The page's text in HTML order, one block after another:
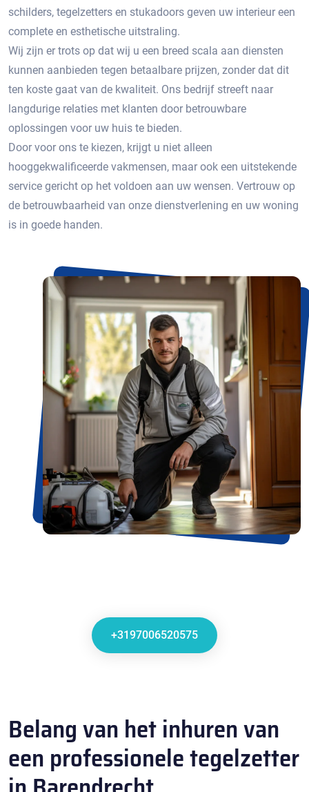
schilders, tegelzetters en stukadoors geven uw interieur een
complete en esthetische uitstraling.
Wij zijn er trots op dat wij u een breed scala aan diensten
kunnen aanbieden tegen betaalbare prijzen, zonder dat dit
ten koste gaat van de kwaliteit. Ons bedrijf streeft naar
langdurige relaties met klanten door betrouwbare
oplossingen voor uw huis te bieden.
Door voor ons te kiezen, krijgt u niet alleen
hooggekwalificeerde vakmensen, maar ook een uitstekende
service gericht op het voldoen aan uw wensen. Vertrouw op
de betrouwbaarheid van onze dienstverlening en uw woning
is in goede handen.
+3197006520575
Belang van het inhuren van
een professionele tegelzetter